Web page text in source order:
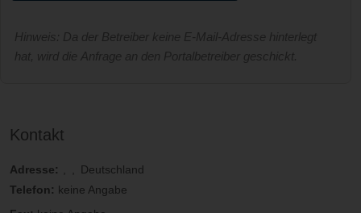
Hinweis: Da der Betreiber keine E-Mail-Adresse hinterlegt
hat, wird die Anfrage an den Portalbetreiber geschickt.
Kontakt
Adresse:
Deutschland
Telefon: keine Angabe